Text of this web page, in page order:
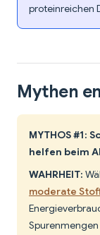
proteinreichen
Mythen
MYTHOS #1:
helfen beim
WAHRHEIT:
moderate